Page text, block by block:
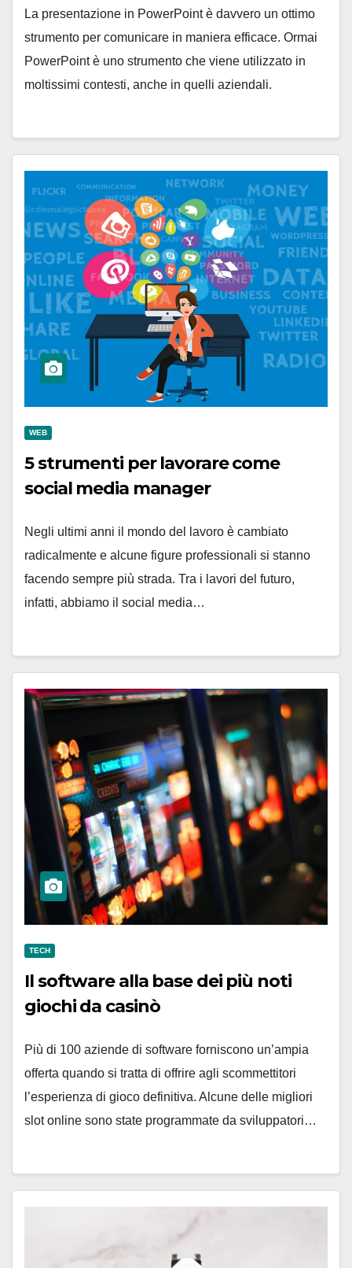
La presentazione in PowerPoint è davvero un ottimo
strumento per comunicare in maniera efficace. Ormai
PowerPoint è uno strumento che viene utilizzato in
moltissimi contesti, anche in quelli aziendali.
WEB
5 strumenti per lavorare come
social media manager
Negli ultimi anni il mondo del lavoro è cambiato
radicalmente e alcune figure professionali si stanno
facendo sempre più strada. Tra i lavori del futuro,
infatti, abbiamo il social media…
TECH
Il software alla base dei più noti
giochi da casinò
Più di 100 aziende di software forniscono un’ampia
offerta quando si tratta di offrire agli scommettitori
l’esperienza di gioco definitiva. Alcune delle migliori
slot online sono state programmate da sviluppatori…